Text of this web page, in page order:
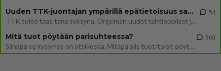
Uuden TTK-juontajan ympärillä epätietoisuus sakenee - Nyt MTV hämmentää soppaa
TTK tulee taas tänä syksynä. Ohjelman uudet tähtioppilaat julkistetaan torstaina 6. elokuuta klo 14 alkavassa lehdistö
54
Mitä tuot pöytään parisuhteessa?
Siinäpä se kysymys on otsikossa. Mitäpä siis tuot/toisit pöytään parisuhteessa? Oletko mies vai nainen? Koetko sen mitä
503